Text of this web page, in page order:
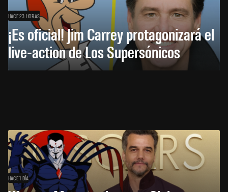
HACE 23 HORAS
¡Es oficial! Jim Carrey protagonizará el
live-action de Los Supersónicos
HACE 1 DÍA